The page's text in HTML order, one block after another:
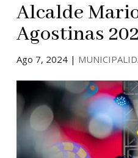
Alcalde
Agostinas
Ago 7, 2024|